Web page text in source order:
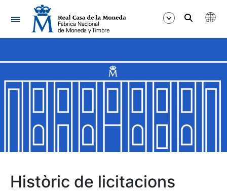
Navegació
Mostra/Amaga
Mostra/Amaga
Mostra/Amaga
Històric de licitacions